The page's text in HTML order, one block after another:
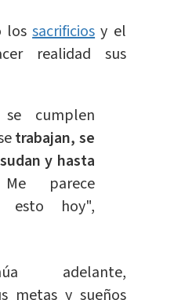
lossacrificios y el
realidad sus
cumplen
trabajan, se
y hasta
parece
esto hoy",
adelante,
metas y sueños